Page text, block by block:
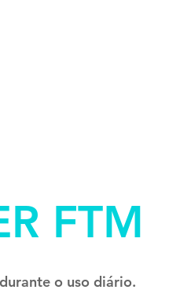
FTM
o uso diário.